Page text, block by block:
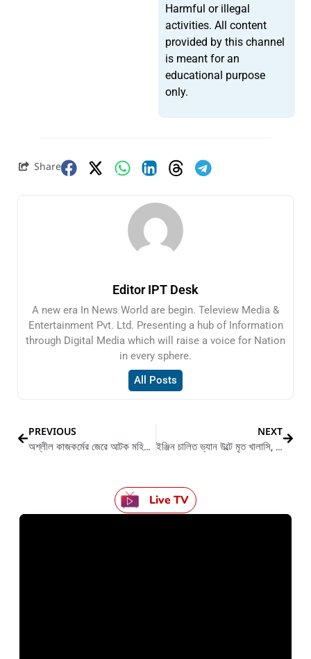
Harmful or illegal
activities. All content
provided by this channel
is meant for an
educational purpose
only.
Share
Editor IPT Desk
A new era In News World are begin. Teleview Media &
Entertainment Pvt. Ltd. Presenting a hub of Information
through Digital Media which will raise a voice for Nation
in every sphere.
All Posts
PREVIOUS
অশ্লীল কাজকর্মের জেরে আটক মহিলা সহ ১ যুবক
NEXT
ইঞ্জিন চালিত ভ্যান উল্টে মৃত খালাসি, আহত চালক
Live TV